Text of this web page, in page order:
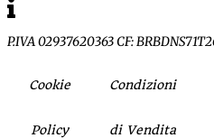
P.IVA 02937620363 CF:
Cookie
Policy
Condizioni
di Vendita